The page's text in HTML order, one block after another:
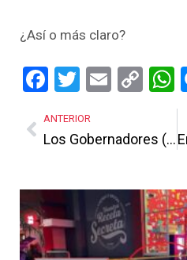
¿Así o más claro?
Facebook
Twitter
Email
Link
ANTERIOR
Los Gobernadores (que quedan) ¿PAN con lo mismo?
Más Noticias